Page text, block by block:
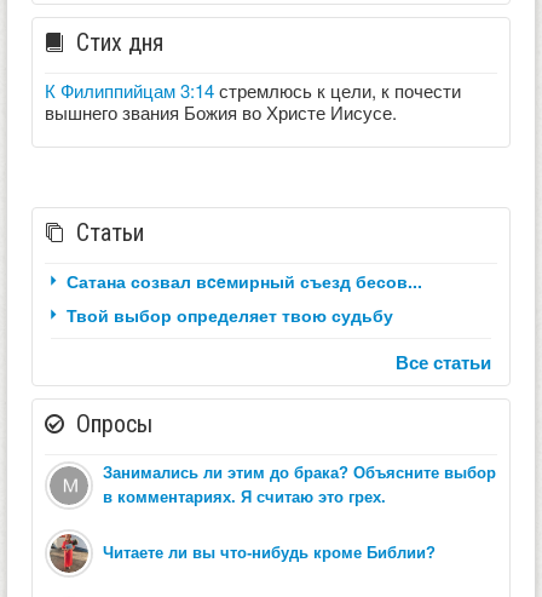
Стих дня
К Филиппийцам 3:14стремлюсь к цели, к почести
вышнего звания Божия во Христе Иисусе.
Статьи
Сатана созвал вceмирный съезд бесов...
Твой выбор определяет твою судьбу
Все статьи
Опросы
Занимались ли этим до брака? Объясните выбор
в комментариях. Я считаю это грех.
Читаете ли вы что-нибудь кроме Библии?